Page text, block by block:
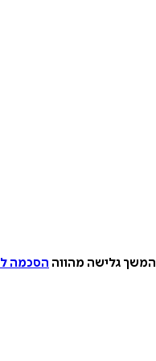
המשך גלישה מהווה הסכמה